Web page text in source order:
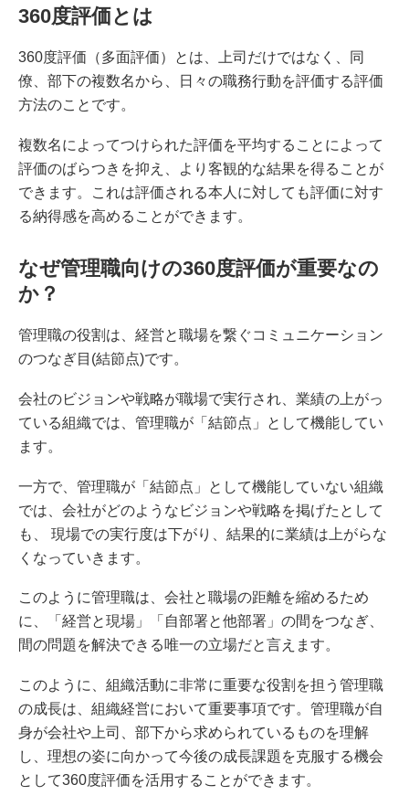
360度評価とは
360度評価（多面評価）とは、上司だけではなく、同
僚、部下の複数名から、日々の職務行動を評価する評価
方法のことです。
複数名によってつけられた評価を平均することによって
評価のばらつきを抑え、より客観的な結果を得ることが
できます。これは評価される本人に対しても評価に対す
る納得感を高めることができます。
なぜ管理職向けの360度評価が重要なの
か？
管理職の役割は、経営と職場を繋ぐコミュニケーション
のつなぎ目(結節点)です。
会社のビジョンや戦略が職場で実行され、業績の上がっ
ている組織では、管理職が「結節点」として機能してい
ます。
一方で、管理職が「結節点」として機能していない組織
では、会社がどのようなビジョンや戦略を掲げたとして
も、 現場での実行度は下がり、結果的に業績は上がらな
くなっていきます。
このように管理職は、会社と職場の距離を縮めるため
に、「経営と現場」「自部署と他部署」の間をつなぎ、
間の問題を解決できる唯一の立場だと言えます。
このように、組織活動に非常に重要な役割を担う管理職
の成長は、組織経営において重要事項です。管理職が自
身が会社や上司、部下から求められているものを理解
し、理想の姿に向かって今後の成長課題を克服する機会
として360度評価を活用することができます。